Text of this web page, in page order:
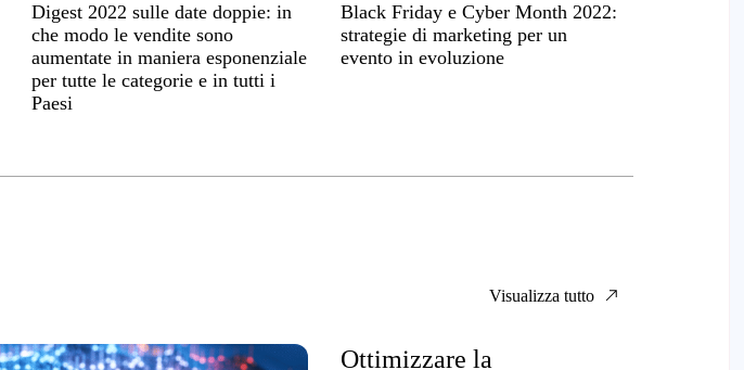
Digest 2022 sulle date doppie: in
che modo le vendite sono
aumentate in maniera esponenziale
per tutte le categorie e in tutti i
Paesi
Black Friday e Cyber Month 2022:
strategie di marketing per un
evento in evoluzione
Visualizza tutto
Ottimizzare la